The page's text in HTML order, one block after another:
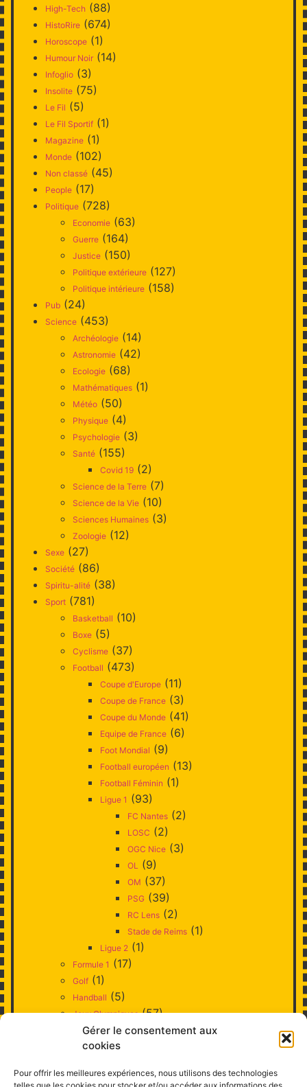
Gérer le consentement aux
cookies
Pour offrir les meilleures expériences, nous utilisons des technologies
High-Tech (88)
HistoRire (674)
Horoscope (1)
Humour Noir (14)
Infoglio (3)
Insolite (75)
Le Fil (5)
Le Fil Sportif (1)
Magazine (1)
Monde (102)
Non classé (45)
People (17)
Politique (728)
Economie (63)
Guerre (164)
Justice (150)
Politique extérieure (127)
Politique intérieure (158)
Pub (24)
Science (453)
Archéologie (14)
Astronomie (42)
Ecologie (68)
Mathématiques (1)
Météo (50)
Physique (4)
Psychologie (3)
Santé (155)
Covid 19 (2)
Science de la Terre (7)
Science de la Vie (10)
Sciences Humaines (3)
Zoologie (12)
Sexe (27)
Société (86)
Spiritu-alité (38)
Sport (781)
Basketball (10)
Boxe (5)
Cyclisme (37)
Football (473)
Coupe d'Europe (11)
Coupe de France (3)
Coupe du Monde (41)
Equipe de France (6)
Foot Mondial (9)
Football européen (13)
Football Féminin (1)
Ligue 1 (93)
FC Nantes (2)
LOSC (2)
OGC Nice (3)
OL (9)
OM (37)
PSG (39)
RC Lens (2)
Stade de Reims (1)
Ligue 2 (1)
Formule 1 (17)
Golf (1)
Handball (5)
Jeux Olympiques(57)
Judo(3)
Natation(10)
Rugby (38)